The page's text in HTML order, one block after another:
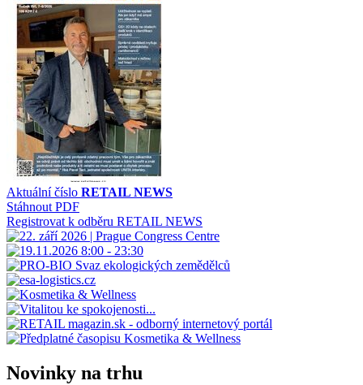
Aktuální číslo RETAIL NEWS
Stáhnout PDF
Registrovat k odběru RETAIL NEWS
Novinky na trhu